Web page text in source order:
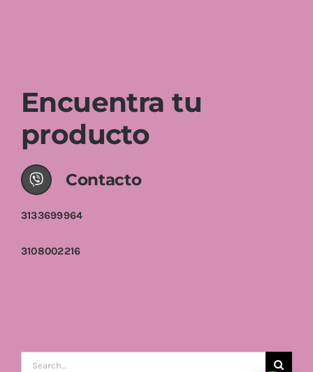
Encuentra tu
producto
Contacto
3133699964
3108002216
Buscar: